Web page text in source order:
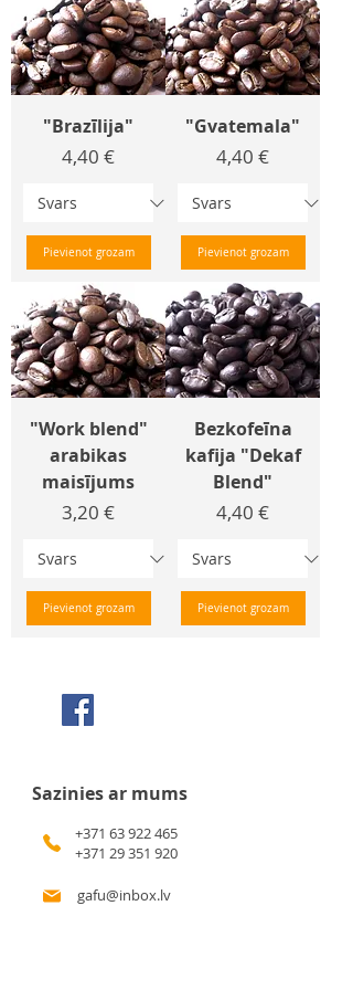
"Brazīlija"
Cena
4,40 €
Pievienot grozam
"Gvatemala"
Cena
4,40 €
Pievienot grozam
"Work blend"
arabikas
maisījums
Cena
3,20 €
Pievienot grozam
Bezkofeīna
kafija "Dekaf
Blend"
Cena
4,40 €
Pievienot grozam
Sazinies ar mums
+371 63 922 465
+371 29 351 920
gafu@inbox.lv